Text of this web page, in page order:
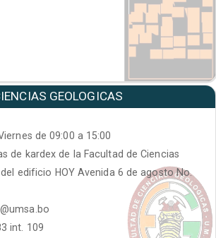
GEOLOGICAS
de 09:00 a 15:00
de kardex de la Facultad de Ciencias
edificio HOY Avenida 6 de agosto No.
int. 109